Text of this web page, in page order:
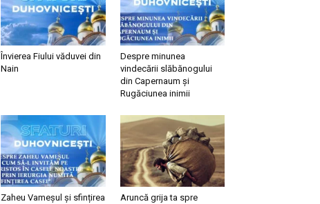
Învierea Fiului văduvei din
Nain
Despre minunea
vindecării slăbănogului
din Capernaum și
Rugăciunea inimii
Zaheu Vameșul și sfințirea
Aruncă grija ta spre